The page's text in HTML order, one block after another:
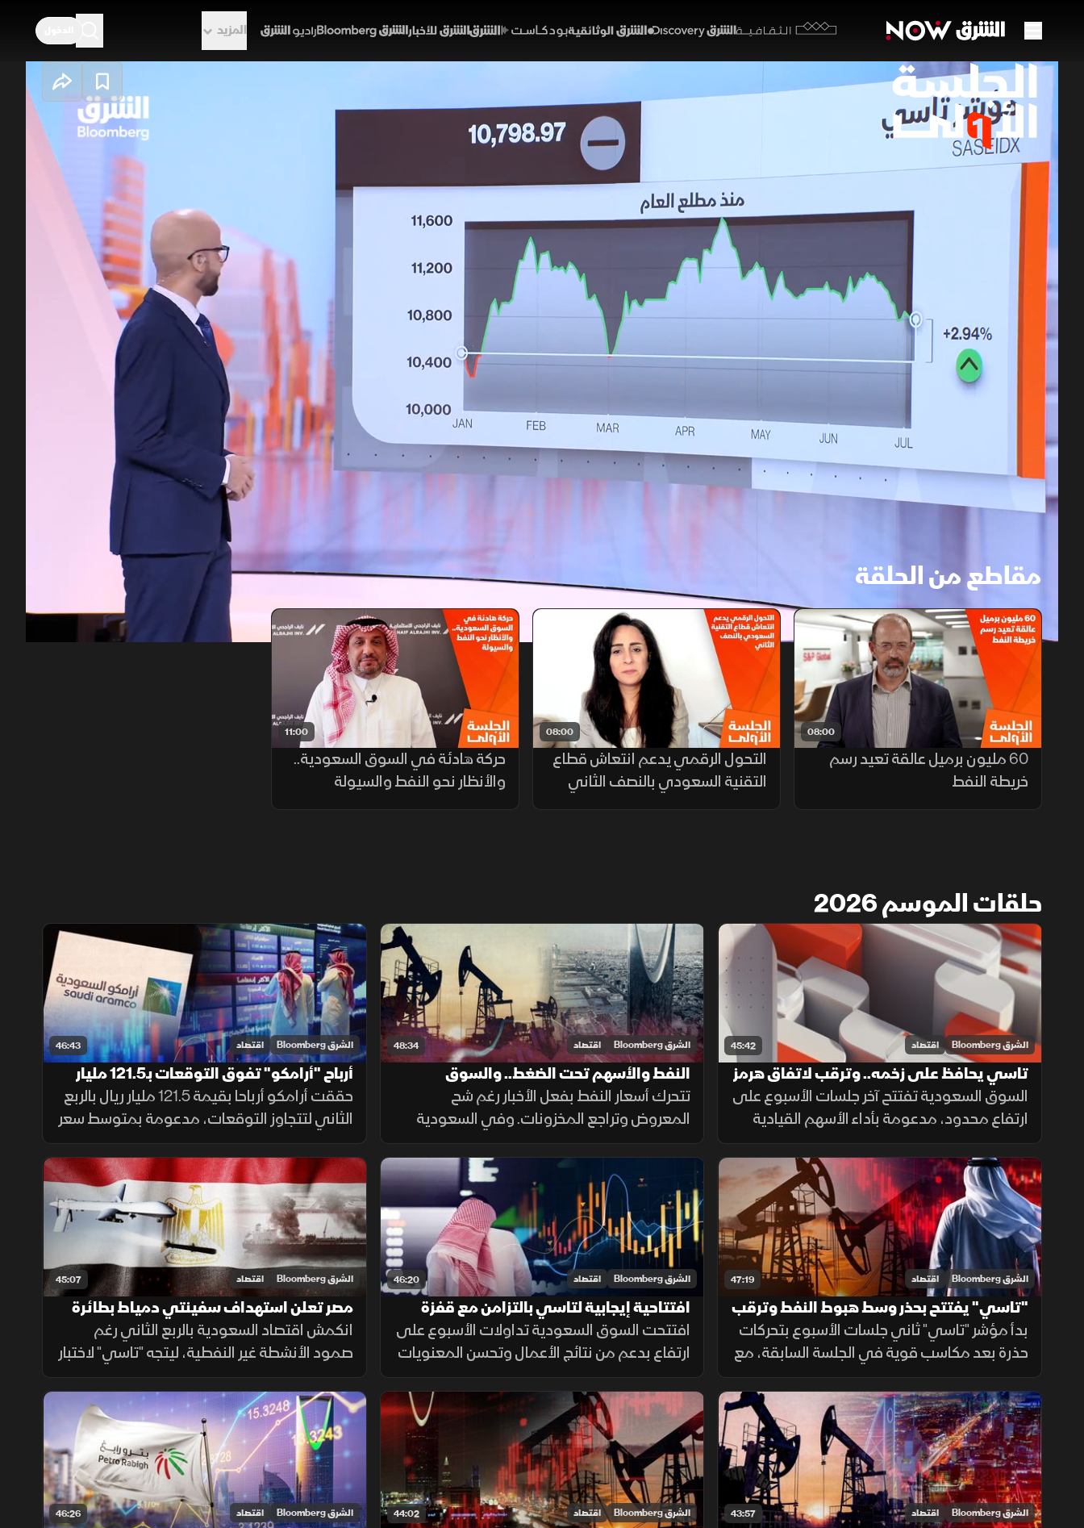
الثقافية
المزيد
43:08 1x auto
السوق السعودية والنفط.. افتتاحية هادئة وترقب
43:08 اقتصاد
الجلسة الأولى
استهلت السوق السعودية تعاملاتها على تحرك أفقي هادئ وسط تدفقات سيولة متواضعة وضغوط قيادية
من أرامكو والراجحي والمراعي. وفي قطاع العقار، أبرمت إعمار المدينة الاقتصادية عقداً لتطوير البنية التحتية،
بينما نالت تكوين موافقة المنافسة للاستحواذ الكامل على ساف، وسط ترقب لمعرفة هل تقود التقنية نمو
الأرباح مستقبلاً.
اقتصاد الشرق مع بلومبرغ الاقتصاد السعودي أسعار النفط
مقاطع من الحلقة
08:00
60 مليون برميل عالقة تعيد رسم
خريطة النفط
08:00
التحول الرقمي يدعم انتعاش قطاع
التقنية السعودي بالنصف الثاني
11:00
حركة هادئة في السوق السعودية..
والأنظار نحو النفط والسيولة
حلقات الموسم 2026
45:42 الشرق Bloomberg اقتصاد
تاسي يحافظ على زخمه.. وترقب لاتفاق هرمز
السوق السعودية تفتتح آخر جلسات الأسبوع على
ارتفاع محدود، مدعومة بأداء الأسهم القيادية
ونتائج الشركات، فيما يترقب المستثمرون
تطورات اتفاق هرمز وتأثيرها على أسعار النفط
واتجاه المؤشر.
48:34 الشرق Bloomberg اقتصاد
النفط والأسهم تحت الضغط.. والسوق
السعودية تترقب التهدئة
تتحرك أسعار النفط بفعل الأخبار رغم شح
المعروض وتراجع المخزونات. وفي السعودية
تحد الفائدة والعوامل المحلية من مكاسب
الأسهم بينما تنتظر السوق انحسار التوترات أو
خفض الفائدة لدعم تاسي.
46:43 الشرق Bloomberg اقتصاد
أرباح "أرامكو" تفوق التوقعات بـ121.5 مليار
ريال.. وترفع "تاسي" فوق 10800 نقطة
حققت أرامكو أرباحا بقيمة 121.5 مليار ريال بالربع
الثاني لتتجاوز التوقعات، مدعومة بمتوسط سعر
نفط عند 108 دولارات. بينما واصل القطاع غير
النفطي بالسعودية نموه للشهر الرابع بفضل
الطلب القوي.
47:19 الشرق Bloomberg اقتصاد
"تاسي" يفتتح بحذر وسط هبوط النفط وترقب
نتائج الشركات
بدأ مؤشر "تاسي" ثاني جلسات الأسبوع بتحركات
حذرة بعد مكاسب قوية في الجلسة السابقة، مع
ترقب نتائج الشركات وتطورات المحادثات
الإيرانية. ورغم الهبوط الحاد في أسعار النفط،
حافظت الأسهم القيادية على تماسكها
46:20 الشرق Bloomberg اقتصاد
افتتاحية إيجابية لتاسي بالتزامن مع قفزة
بأرباح الشركات
افتتحت السوق السعودية تداولات الأسبوع على
ارتفاع بدعم من نتائج الأعمال وتحسن المعنويات
عقب تأجيل ترمب الضربة على إيران، مع استمرار
ترقب نتائج الشركات وحركة أسعار الطاقة.
45:07 الشرق Bloomberg اقتصاد
مصر تعلن استهداف سفينتي دمياط بطائرة
مسيرة.. و"تاسي" عند 10500 نقطة
انكمش اقتصاد السعودية بالربع الثاني رغم
صمود الأنشطة غير النفطية، ليتجه "تاسي" لاختبار
10500 نقطة. بالتوازي، أعلنت مصر السيطرة
على حريق ميناء دمياط الناجم عن مسيّرة ورفعت
واردات المازوت بنسبة 80%.
43:57 الشرق Bloomberg اقتصاد 44:02 الشرق Bloomberg اقتصاد 46:26 الشرق Bloomberg اقتصاد